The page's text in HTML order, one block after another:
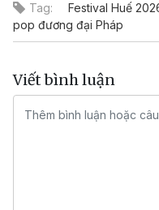
Tag: Festival Huế
pop đương đại Pháp
Viết bình luận